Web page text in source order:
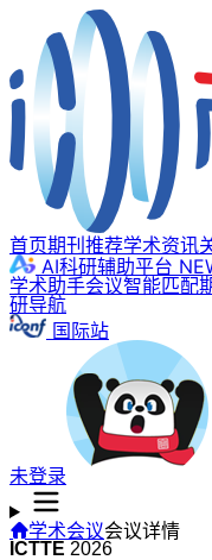
首页期刊推荐学术资讯
AI科研辅助平台
学术助手会议智能匹配
研导航
国际站
未登录
学术会议会议详情
ICTTE 2026